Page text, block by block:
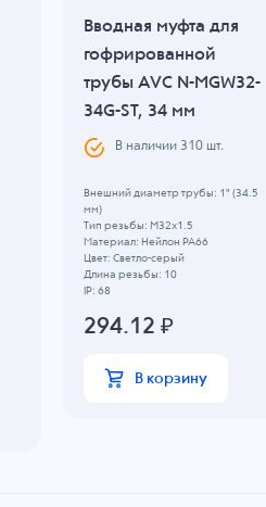
Вводная муфта для
гофрированной
трубы AVC N-MGW32-
34G-ST, 34 мм
В наличии 310 шт.
Внешний диаметр трубы: 1" (34.5
мм)
Тип резьбы: M32x1.5
Материал: Нейлон PA66
Цвет: Светло-серый
Длина резьбы: 10
IP: 68
294.12 ₽
В корзину